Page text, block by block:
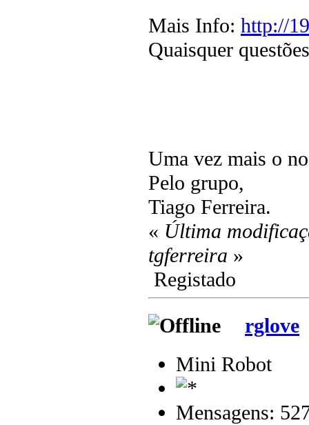
Mais Info: http://
Quaisquer
Uma vez mais o
Pelo grupo,
Tiago Ferreira.
« Última
tgferreira »
Registado
rglove
Mini Robot
Mensagens: